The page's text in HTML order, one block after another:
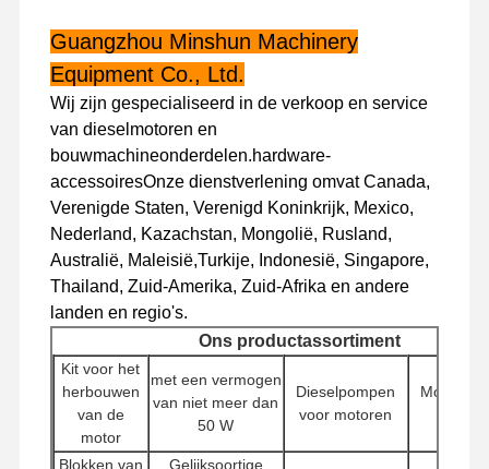
Fabriekstour Kwaliteitscont
Role
Neem
Gevallen
Perkins Engine
Yanmar Motor
Kubota-motor
Motor van de Isuzu
Cummins -motor
Guangzhou Minshun Machinery
Equipment Co., Ltd.
Wij zijn gespecialiseerd in de verkoop en service
van dieselmotoren en
bouwmachineonderdelen.hardware-
accessoiresOnze dienstverlening omvat Canada,
Verenigde Staten, Verenigd Koninkrijk, Mexico,
Nederland, Kazachstan, Mongolië, Rusland,
Australië, Maleisië,Turkije, Indonesië, Singapore,
Thailand, Zuid-Amerika, Zuid-Afrika en andere
landen en regio's.
Ons productassortiment
Kit voor het
herbouwen
van de
motor
met een vermogen
van niet meer dan
50 W
Dieselpompen
voor motoren
Blokken van Gelijksoortige